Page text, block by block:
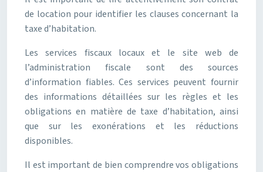
de location pour identifier les clauses concernant la
taxe d’habitation.
Les services fiscaux locaux et le site web de
l’administration fiscale sont des sources
d’information fiables. Ces services peuvent fournir
des informations détaillées sur les règles et les
obligations en matière de taxe d’habitation, ainsi
que sur les exonérations et les réductions
disponibles.
Il est important de bien comprendre vos obligations